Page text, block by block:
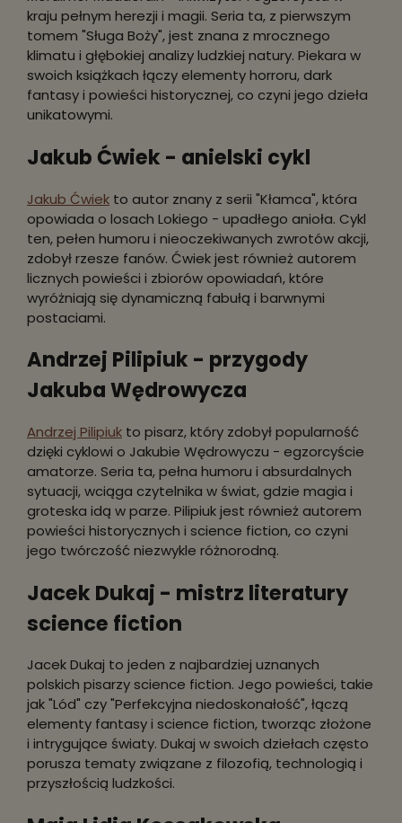
kraju pełnym herezji i magii. Seria ta, z pierwszym
tomem "Sługa Boży", jest znana z mrocznego
klimatu i głębokiej analizy ludzkiej natury. Piekara w
swoich książkach łączy elementy horroru, dark
fantasy i powieści historycznej, co czyni jego dzieła
unikatowymi.
Jakub Ćwiek - anielski cykl
Jakub Ćwiek to autor znany z serii "Kłamca", która
opowiada o losach Lokiego - upadłego anioła. Cykl
ten, pełen humoru i nieoczekiwanych zwrotów akcji,
zdobył rzesze fanów. Ćwiek jest również autorem
licznych powieści i zbiorów opowiadań, które
wyróżniają się dynamiczną fabułą i barwnymi
postaciami.
Andrzej Pilipiuk - przygody
Jakuba Wędrowycza
Andrzej Pilipiuk to pisarz, który zdobył popularność
dzięki cyklowi o Jakubie Wędrowyczu - egzorcyście
amatorze. Seria ta, pełna humoru i absurdalnych
sytuacji, wciąga czytelnika w świat, gdzie magia i
groteska idą w parze. Pilipiuk jest również autorem
powieści historycznych i science fiction, co czyni
jego twórczość niezwykle różnorodną.
Jacek Dukaj - mistrz literatury
science fiction
Jacek Dukaj to jeden z najbardziej uznanych
polskich pisarzy science fiction. Jego powieści, takie
jak "Lód" czy "Perfekcyjna niedoskonałość", łączą
elementy fantasy i science fiction, tworząc złożone
i intrygujące światy. Dukaj w swoich dziełach często
porusza tematy związane z filozofią, technologią i
przyszłością ludzkości.